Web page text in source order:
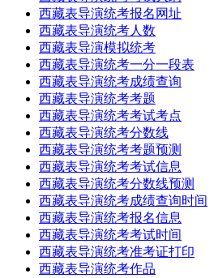
西藏表导演统考报名网址
西藏表导演统考人数
西藏表导演模拟统考
西藏表导演统考一分一段表
西藏表导演统考成绩查询
西藏表导演统考考题
西藏表导演统考考试考点
西藏表导演统考分数线
西藏表导演统考考题预测
西藏表导演统考考试信息
西藏表导演统考分数线预测
西藏表导演统考成绩查询时间
西藏表导演统考报名信息
西藏表导演统考考试时间
西藏表导演统考准考证打印
西藏表导演统考作品